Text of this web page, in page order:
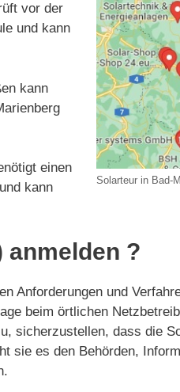
Solarteur in Bad-
vor der
und kann
kann
einen
kann
anmelden ?
Anforderungen und
beim örtlichen
sicherzustellen, dass die
sie es den Behörden,